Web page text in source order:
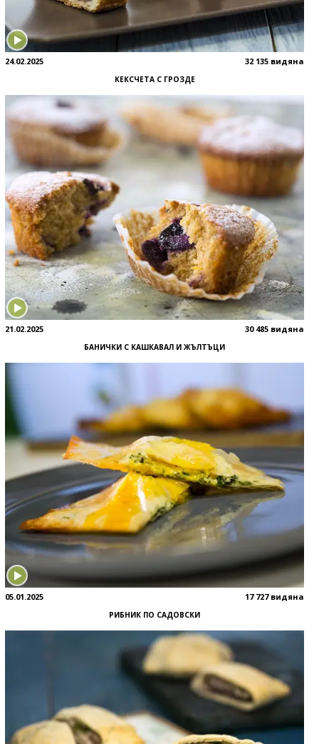
24.02.2025 32 135 видяна
КЕКСЧЕТА С ГРОЗДЕ
21.02.2025 30 485 видяна
БАНИЧКИ С КАШКАВАЛ И ЖЪЛТЪЦИ
05.01.2025 17 727 видяна
РИБНИК ПО САДОВСКИ